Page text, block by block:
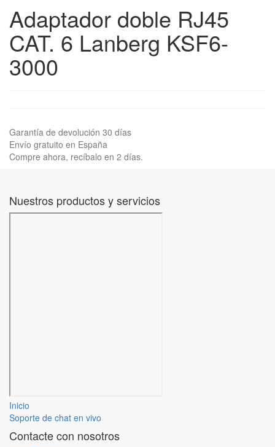
Adaptador doble RJ45
CAT. 6 Lanberg KSF6-
3000
Garantía de devolución 30 días
Envío gratuito en España
Compre ahora, recíbalo en 2 días.
Nuestros productos y servicios
Inicio
Soporte de chat en vivo
Contacte con nosotros